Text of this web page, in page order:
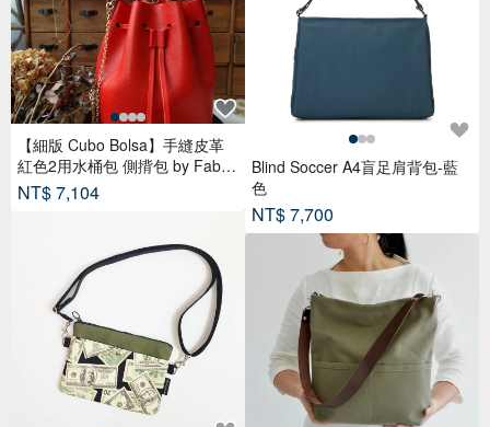
【細版 Cubo Bolsa】手縫皮革
紅色2用水桶包 側揹包 by Fabul
a
NT$ 7,104
Blind Soccer A4盲足肩背包-藍
色
NT$ 7,700